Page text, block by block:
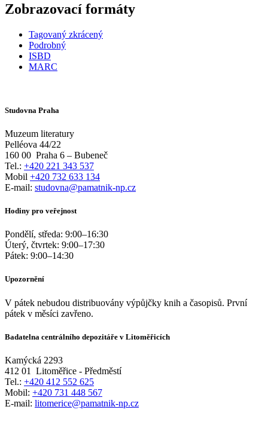
Zobrazovací formáty
Tagovaný zkrácený
Podrobný
ISBD
MARC
Studovna Praha
Muzeum literatury
Pelléova 44/22
160 00 Praha 6 – Bubeneč
Tel.: +420 221 343 537
Mobil +420 732 633 134
E-mail: studovna@pamatnik-np.cz
Hodiny pro veřejnost
Pondělí, středa: 9:00–16:30
Úterý, čtvrtek: 9:00–17:30
Pátek: 9:00–14:30
Upozornění
V pátek nebudou distribuovány výpůjčky knih a časopisů. První
pátek v měsíci zavřeno.
Badatelna centrálního depozitáře v Litoměřicích
Kamýcká 2293
412 01
Litoměřice - Předměstí
Tel.: +420 412 552 625
Mobil: +420 731 448 567
E-mail: litomerice@pamatnik-np.cz